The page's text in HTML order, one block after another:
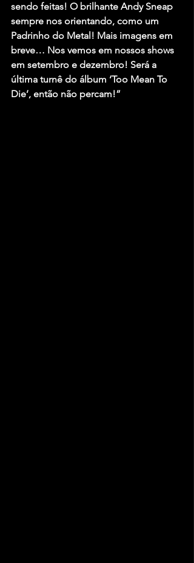
sendo feitas! O brilhante Andy Sneap
sempre nos orientando, como um
Padrinho do Metal! Mais imagens em
breve… Nos vemos em nossos shows
em setembro e dezembro! Será a
última turnê do álbum ‘Too Mean To
Die’, então não percam!”